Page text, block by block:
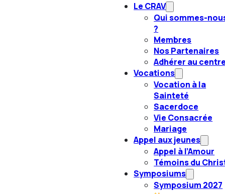
Le CRAV
Qui sommes-
?
Membres
Nos Partenaires
Adhérer au
Vocations
Vocation à la
Sainteté
Sacerdoce
Vie Consacrée
Mariage
Appel aux jeunes
Appel à l’Amour
Témoins du
Symposiums
Symposium 2027